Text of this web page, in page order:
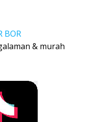
BOR
& murah